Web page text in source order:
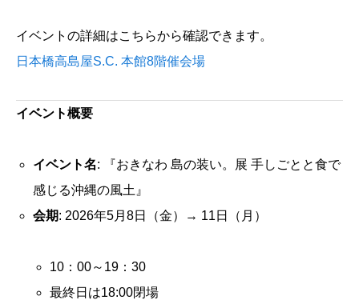
イベントの詳細はこちらから確認できます。
日本橋高島屋S.C. 本館8階催会場
イベント概要
イベント名: 『おきなわ 島の装い。展 手しごとと食で
感じる沖縄の風土』
会期: 2026年5月8日（金）→ 11日（月）
10：00～19：30
最終日は18:00閉場